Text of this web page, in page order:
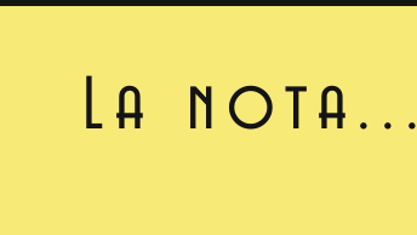
La nota...